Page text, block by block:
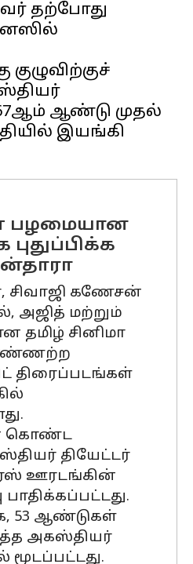
தற்போது
ஆண்டு முதல்
இயங்கி
பழமையான
சிவாஜி கணேசன்
அஜித் மற்றும்
தமிழ் சினிமா
எண்ணற்ற
திரைப்படங்கள்
கொண்ட
தியேட்டர்
ஊரடங்கின்
53 ஆண்டுகள்
அகஸ்தியர்
மூடப்பட்டது.